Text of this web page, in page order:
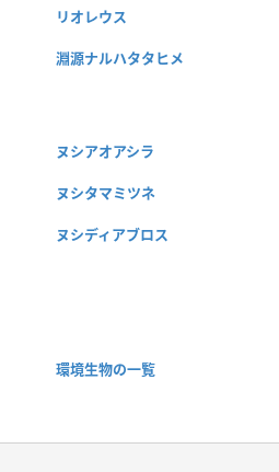
リオレウス
淵源ナルハタタヒメ
ヌシアオアシラ
ヌシタマミツネ
ヌシディアブロス
環境生物の一覧